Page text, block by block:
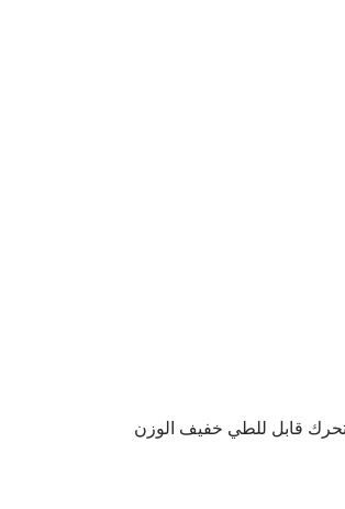
قابل للطي خفيف الوزن